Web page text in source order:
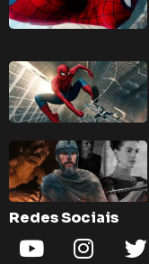
Redes Sociais